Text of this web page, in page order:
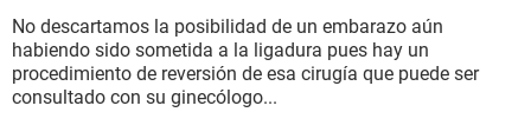
No descartamos la posibilidad de un embarazo aún
habiendo sido sometida a la ligadura pues hay un
procedimiento de reversión de esa cirugía que puede ser
consultado con su ginecólogo...